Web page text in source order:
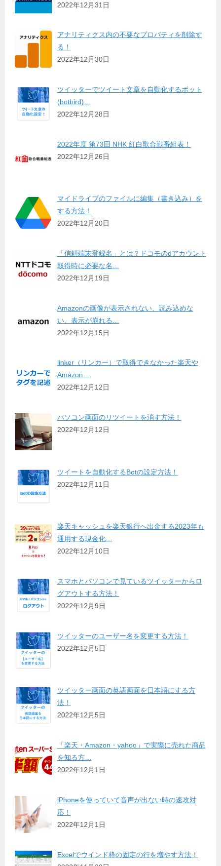
2022年12月31日
アナリティクス内の不要なプロパティを削除す
る！
2022年12月30日
ツイッターでツイート文章を自動化するボット
(botbird)…
2022年12月28日
2022年度 第73回 NHK 紅白歌合戦番組表！
2022年12月26日
マイドライブのファイルに編集（書き込み）を
する方法！
2022年12月20日
「信頼端末登録名」とは？ドコモのdアカウント
取得時に必要な名…
2022年12月19日
Amazonの画像が表示されない、読み込めな
い、表示が崩れる…
2022年12月15日
linker（リンカー）で取得できなかった楽天や
Amazon…
2022年12月12日
パソコン画面のリツイートを消す方法！
2022年12月12日
ツイートを自動化するBotの設定方法！
2022年12月11日
楽天キャッシュを楽天銀行へ出金する2023年も
通用する現金化…
2022年12月10日
スマホとパソコンで見ているツイッターからロ
グアウトする方法！
2022年12月9日
ツイッターのユーザー名を変更する方法！
2022年12月5日
ツイッター画面の英語画面を日本語にする方
法！
2022年12月5日
「楽天・Amazon・yahoo」で実際に売れた商品
を知る方…
2022年12月1日
iPhoneを使っていて音声が出ない時の速攻対
応！
2022年12月1日
Excelでウインド枠の固定の行を増やす方法！